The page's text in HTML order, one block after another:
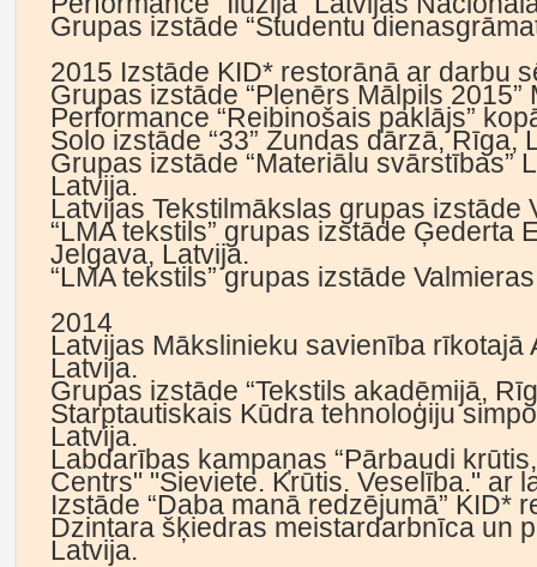
Grupas izstāde “Studentu
2015 Izstāde KID* restorānā ar darbu
Grupas izstāde “Plenērs Mālpils
Performance “Reibinošais paklājs”
Solo izstāde “33” Zundas dārzā, Rīga,
Grupas izstāde “Materiālu
Latvija.
Latvijas Tekstilmākslas grupas
“LMA tekstils” grupas izstāde
Jelgava, Latvija.
“LMA tekstils” grupas izstāde
2014
Latvijas Mākslinieku savienība rīkotajā
Latvija.
Grupas izstāde “Tekstils akadēmijā,
Starptautiskais Kūdra tehnoloģiju
Latvija.
Labdarības kampaņas “Pārbaudi
Centrs" "Sieviete. Krūtis. Veselība." ar
Izstāde “Daba manā redzējumā” KID*
Dzintara šķiedras meistardarbnīca un
Latvija.